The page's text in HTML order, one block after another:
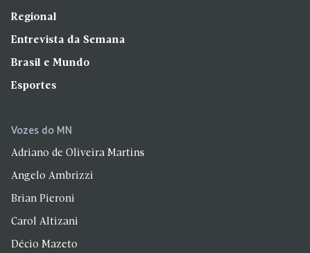
Regional
Entrevista da Semana
Brasil e Mundo
Esportes
Vozes do MN
Adriano de Oliveira Martins
Angelo Ambrizzi
Brian Pieroni
Carol Altizani
Décio Mazeto